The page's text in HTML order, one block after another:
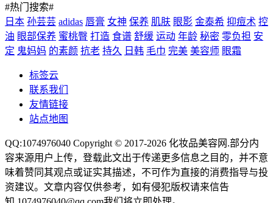
#热门搜索#
日本 孙芸芸 adidas 唇膏 女神 保养 肌肤 眼影 金泰希 抑痘术 控
油 眼部保养 蜜桃臀 打造 食谱 舒缓 运动 年龄 秘密 零负担 安
定 鬼妈妈 的素颜 抗老 持久 日韩 毛巾 完美 美容师 眼霜
标签云
联系我们
友情链接
站点地图
QQ:1074976040 Copyright © 2017-2026 化妆品美容网 .部分内
容来源用户上传，登载此文出于传递更多信息之目的，并不意
味着赞同其观点或证实其描述，不可作为直接的消费指导与投
资建议。文章内容仅供参考，如有侵犯版权请来信告